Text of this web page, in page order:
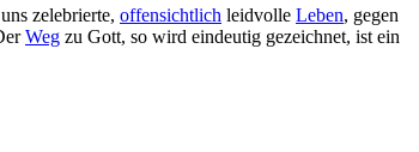
zelebrierte, offensichtlich leidvolle Leben, gegen
Weg zu Gott, so wird eindeutig gezeichnet, ist ein